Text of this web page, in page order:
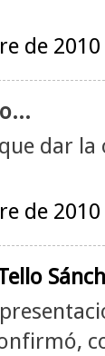
de
dar
de